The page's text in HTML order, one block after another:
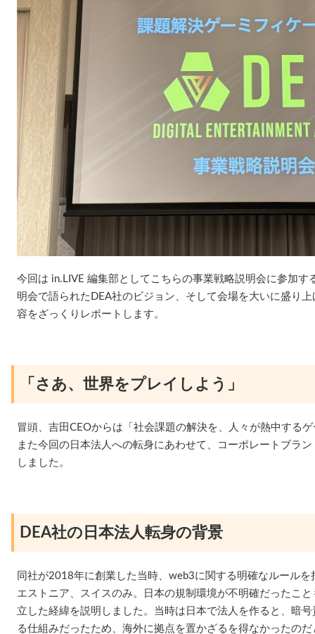
今回は in.LIVE 編集部としてこちらの事業戦略説明会に参加す
明会で語られたDEA社のビジョン、そして会場を大いに盛り
容をざっくりレポートします。
「さあ、世界をプレイしよう」
冒頭、吉田CEOからは「社会課題の解決を、人々が熱中する
また今回の日本法人への転身にあわせて、コーポレートブラ
しました。
DEA社の日本法人転身の背景
同社が2018年に創業した当時、web3に関する明確なルール
エストニア、スイスのみ。日本の規制環境が不明確だったこ
立した経緯を説明しました。当時は日本で法人を作ると、暗
る仕組みだったため、海外に拠点を置かざるを得なかったのだ